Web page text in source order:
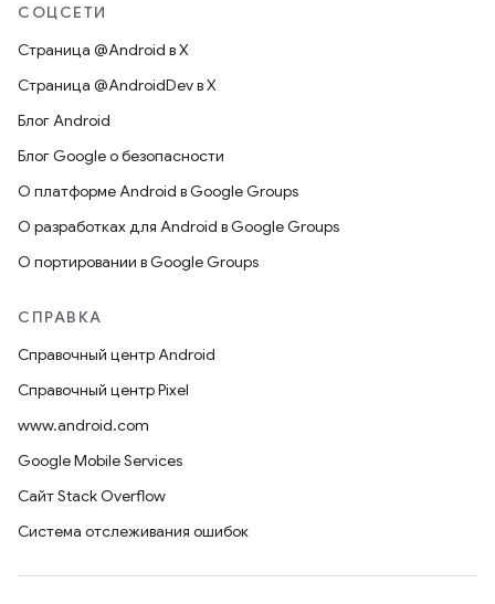
СОЦСЕТИ
Страница @Android в X
Страница @AndroidDev в X
Блог Android
Блог Google о безопасности
О платформе Android в Google Groups
О разработках для Android в Google Groups
О портировании в Google Groups
СПРАВКА
Справочный центр Android
Справочный центр Pixel
www.android.com
Google Mobile Services
Сайт Stack Overflow
Система отслеживания ошибок